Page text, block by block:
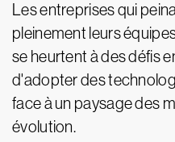
Les entreprises qui
pleinement leurs
se heurtent à des défis
d'adopter des
face à un paysage des
évolution.